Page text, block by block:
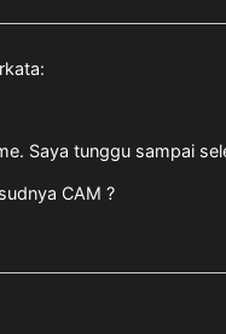
Saya tunggu sampai
CAM ?